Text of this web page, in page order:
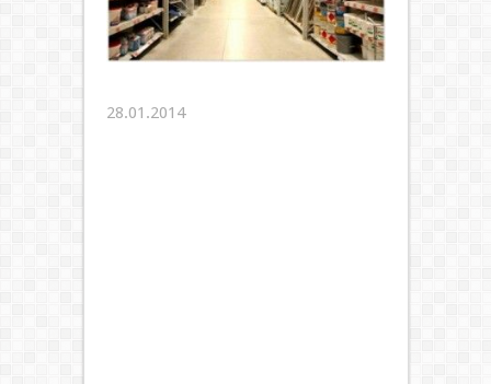
28.01.2014